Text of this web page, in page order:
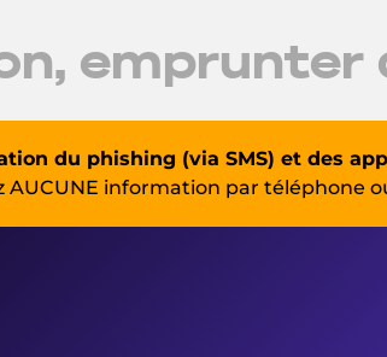
emprunter
du phishing (via SMS) et des
AUCUNE information par téléphone